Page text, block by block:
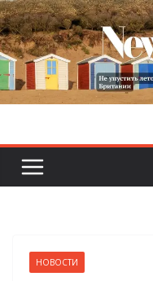
Skip
to
content
НОВОСТИ